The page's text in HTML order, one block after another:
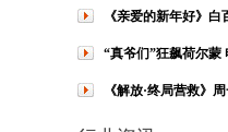
《亲爱的新年好》
“真爷们”狂飙荷尔蒙
《解放·终局营救》